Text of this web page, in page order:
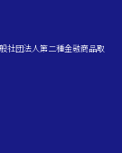
社団法人第二種金融商品取